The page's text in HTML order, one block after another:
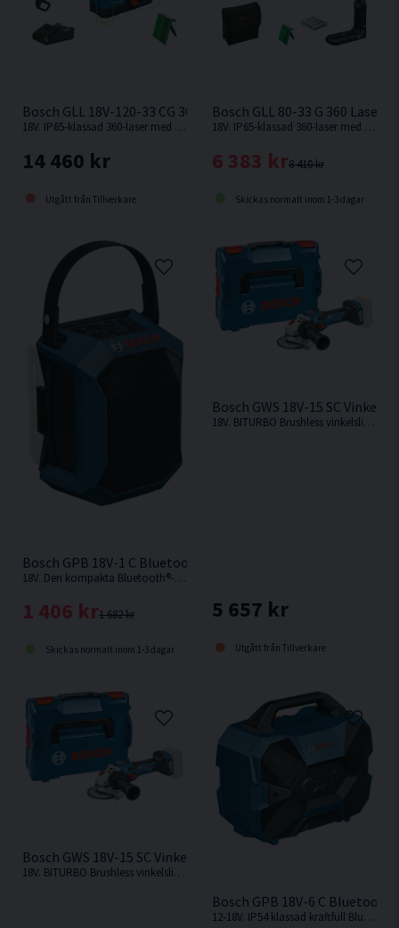
Bosch GLL 18V-120-33 CG 360 Laser Grön 18V (1x4,0Ah)
18V. IP65-klassad 360-laser med gröna laserlinjer från Bosch.
14 460 kr
Utgått från Tillverkare
Bosch GLL 80-33 G 360 Laser
18V. IP65-klassad 360-laser med gröna laserlinjer från Bosch.
8 410 kr
6 383 kr
Skickas normalt inom 1-3 dagar
Bosch GPB 18V-1 C Bluetooth Högtalare 18V
18V. Den kompakta Bluetooth®-högtalaren för arbetsplatsen med fantastiskt ljud för din arbetsdag från Bosch. Levereras utan batteri och laddare.
1 682 kr
1 406 kr
Skickas normalt inom 1-3 dagar
Bosch GWS 18V-15 SC
18V. BITURBO Brushless vinkelslip från Bosch med hastighetsreglage – motsvarar 1 500 W kabeldriven effekt
5 657 kr
Utgått från Tillverkare
Bosch GWS 18V-15 SC Vinkelslip 150mm 18V L-BOXX
18V. BITURBO Brushless vinkelslip från Bosch med hastighetsreglage – motsvarar 1 500 W kabeldriven effekt
Bosch GPB 18V-6 C
12-18V. IP54 klassad kraftfull Bluetooth®-högtalare för byggarbetsplatsen från Bosch. Levereras utan batteri och laddare.